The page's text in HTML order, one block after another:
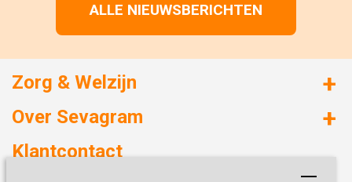
ALLE NIEUWSBERICHTEN
Zorg & Welzijn
Huizen met zorg
Over Sevagram
Duurzaamheid
Klantcontact